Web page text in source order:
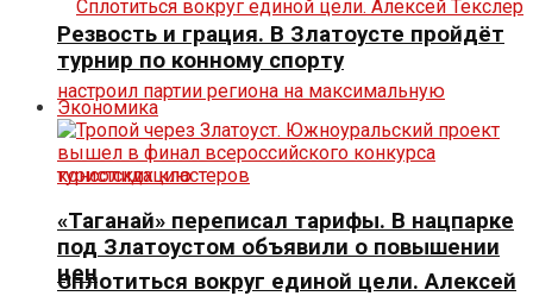
Сплотиться вокруг единой цели. Алексей
Резвость и грация. В Златоусте пройдёт
турнир по конному спорту
Экономика
«Таганай» переписал тарифы. В нацпарке
под Златоустом объявили о повышении
цен